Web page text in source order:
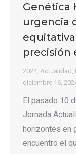
Genética
urgencia
precisión
2024, Actualidad ,
diciembre 16,
El pasado 10
Jornada
horizontes en
encuentro el